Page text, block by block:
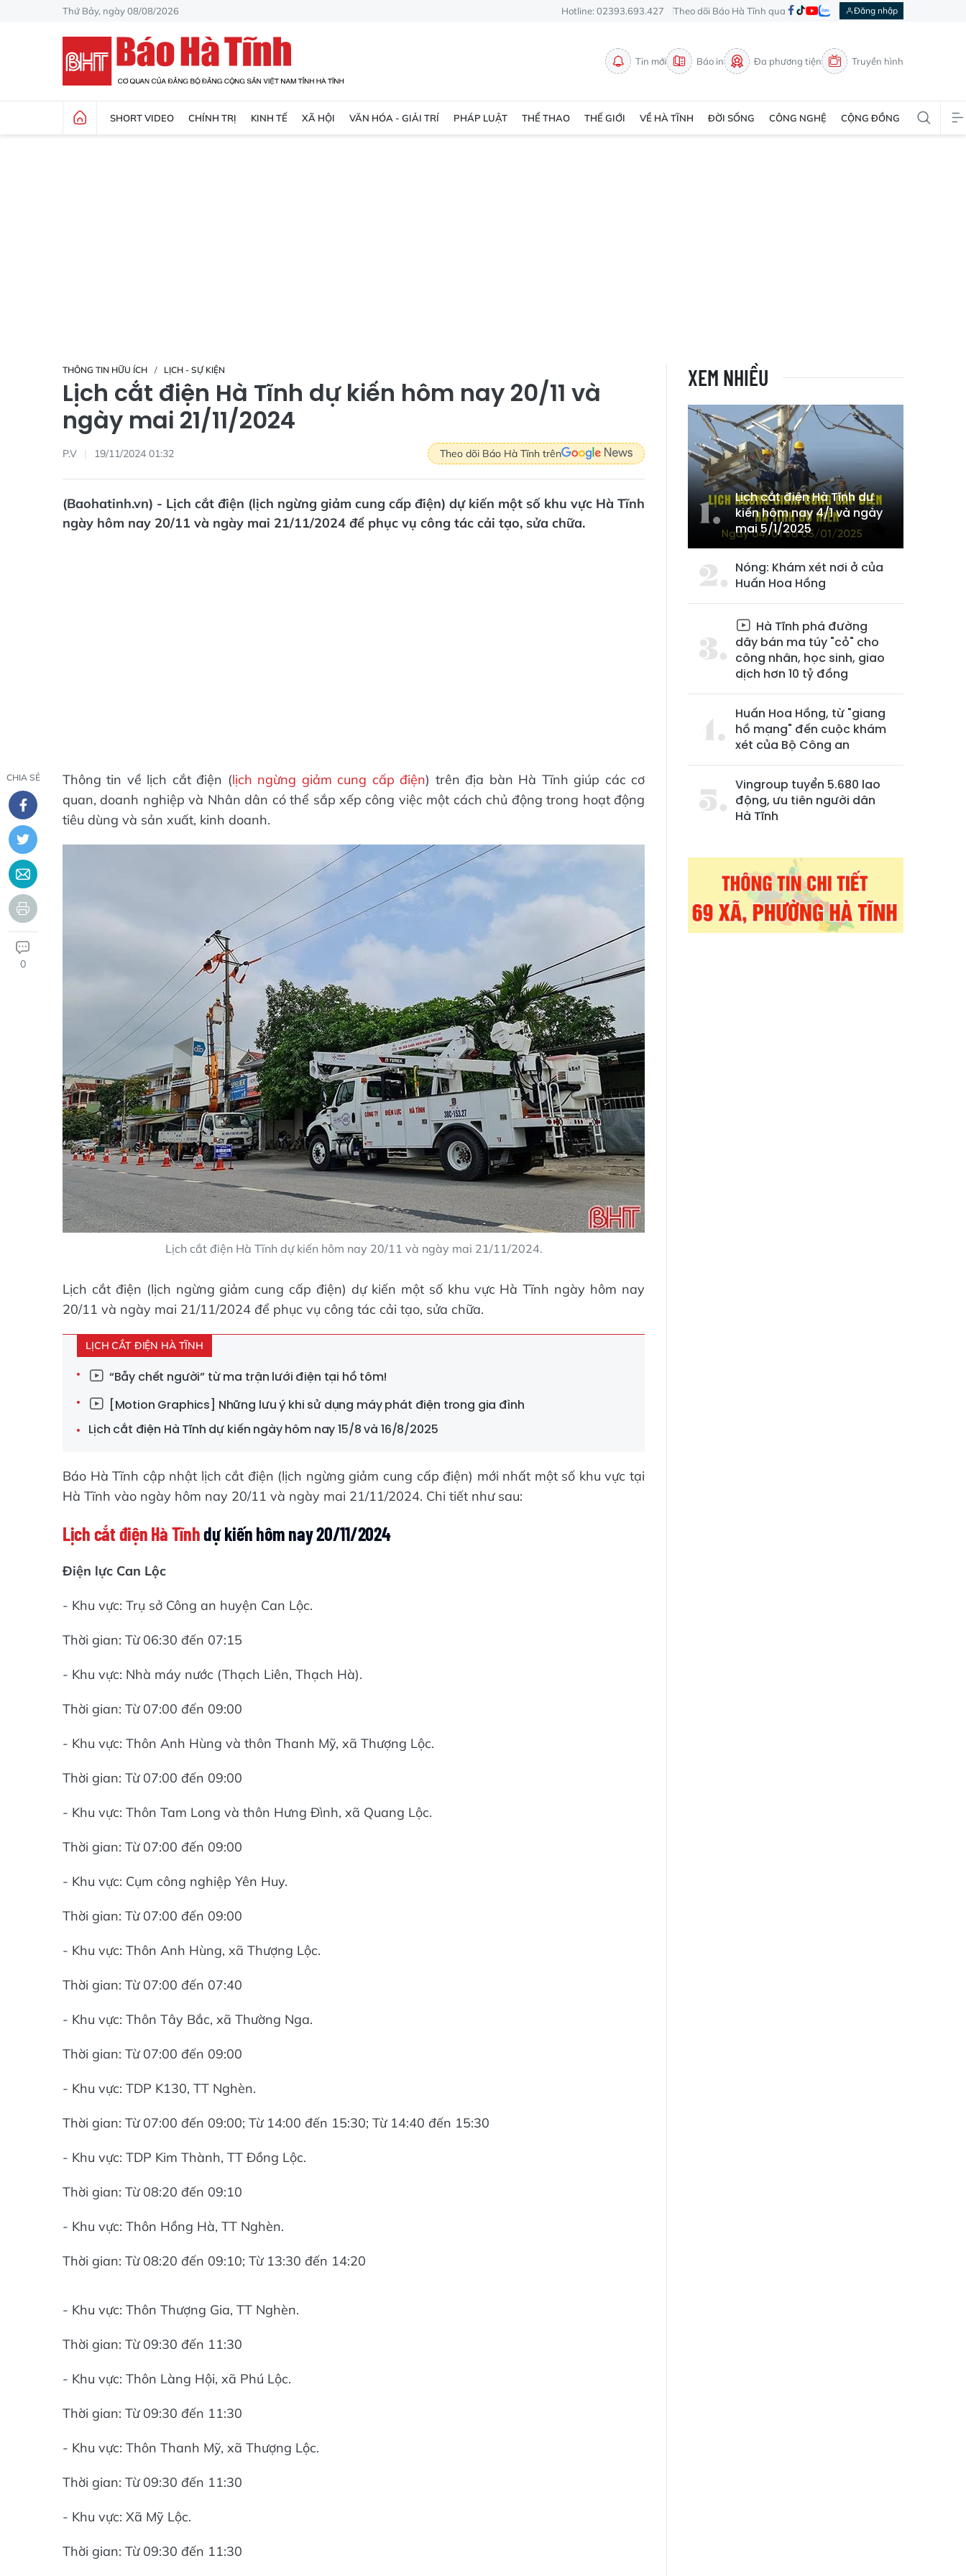
Thứ Bảy, ngày 08/08/2026 Hotline: 02393.693.427 Theo dõi Báo Hà Tĩnh qua Đăng nhập
Tin mới Báo in Đa phương tiện Truyền hình
SHORT VIDEO CHÍNH TRỊ KINH TẾ XÃ HỘI VĂN HÓA - GIẢI TRÍ PHÁP LUẬT THỂ THAO THẾ GIỚI VỀ HÀ TĨNH ĐỜI SỐNG CÔNG NGHỆ CỘNG ĐỒNG
THÔNG TIN HỮU ÍCH LỊCH - SỰ KIỆN
Lịch cắt điện Hà Tĩnh dự kiến hôm nay 20/11 và
ngày mai 21/11/2024
P.V 19/11/2024 01:32 Theo dõi Báo Hà Tĩnh trên
(Baohatinh.vn) - Lịch cắt điện (lịch ngừng giảm cung cấp điện) dự kiến một số khu vực Hà Tĩnh
ngày hôm nay 20/11 và ngày mai 21/11/2024 để phục vụ công tác cải tạo, sửa chữa.
CHIA SẺ
0
Thông tin về lịch cắt điện (lịch ngừng giảm cung cấp điện) trên địa bàn Hà Tĩnh giúp các cơ
quan, doanh nghiệp và Nhân dân có thể sắp xếp công việc một cách chủ động trong hoạt động
tiêu dùng và sản xuất, kinh doanh.
Lịch cắt điện Hà Tĩnh dự kiến hôm nay 20/11 và ngày mai 21/11/2024.
Lịch cắt điện (lịch ngừng giảm cung cấp điện) dự kiến một số khu vực Hà Tĩnh ngày hôm nay
20/11 và ngày mai 21/11/2024 để phục vụ công tác cải tạo, sửa chữa.
LỊCH CẮT ĐIỆN HÀ TĨNH
“Bẫy chết người” từ ma trận lưới điện tại hồ tôm!
[Motion Graphics] Những lưu ý khi sử dụng máy phát điện trong gia đình
Lịch cắt điện Hà Tĩnh dự kiến ngày hôm nay 15/8 và 16/8/2025
Báo Hà Tĩnh cập nhật lịch cắt điện (lịch ngừng giảm cung cấp điện) mới nhất một số khu vực tại
Hà Tĩnh vào ngày hôm nay 20/11 và ngày mai 21/11/2024. Chi tiết như sau:
Lịch cắt điện Hà Tĩnhdự kiến hôm nay 20/11/2024
Điện lực Can Lộc
- Khu vực: Trụ sở Công an huyện Can Lộc.
Thời gian: Từ 06:30 đến 07:15
- Khu vực: Nhà máy nước (Thạch Liên, Thạch Hà).
Thời gian: Từ 07:00 đến 09:00
- Khu vực: Thôn Anh Hùng và thôn Thanh Mỹ, xã Thượng Lộc.
Thời gian: Từ 07:00 đến 09:00
- Khu vực: Thôn Tam Long và thôn Hưng Đình, xã Quang Lộc.
Thời gian: Từ 07:00 đến 09:00
- Khu vực: Cụm công nghiệp Yên Huy.
Thời gian: Từ 07:00 đến 09:00
- Khu vực: Thôn Anh Hùng, xã Thượng Lộc.
Thời gian: Từ 07:00 đến 07:40
- Khu vực: Thôn Tây Bắc, xã Thường Nga.
Thời gian: Từ 07:00 đến 09:00
- Khu vực: TDP K130, TT Nghèn.
Thời gian: Từ 07:00 đến 09:00; Từ 14:00 đến 15:30; Từ 14:40 đến 15:30
- Khu vực: TDP Kim Thành, TT Đồng Lộc.
Thời gian: Từ 08:20 đến 09:10
- Khu vực: Thôn Hồng Hà, TT Nghèn.
Thời gian: Từ 08:20 đến 09:10; Từ 13:30 đến 14:20
- Khu vực: Thôn Thượng Gia, TT Nghèn.
Thời gian: Từ 09:30 đến 11:30
- Khu vực: Thôn Làng Hội, xã Phú Lộc.
Thời gian: Từ 09:30 đến 11:30
- Khu vực: Thôn Thanh Mỹ, xã Thượng Lộc.
Thời gian: Từ 09:30 đến 11:30
- Khu vực: Xã Mỹ Lộc.
Thời gian: Từ 09:30 đến 11:30
XEM NHIỀU
Lịch cắt điện Hà Tĩnh dự
kiến hôm nay 4/1 và ngày
mai 5/1/2025
Nóng: Khám xét nơi ở của
Huấn Hoa Hồng
Hà Tĩnh phá đường
dây bán ma túy "cỏ" cho
công nhân, học sinh, giao
dịch hơn 10 tỷ đồng
Huấn Hoa Hồng, từ "giang
hồ mạng" đến cuộc khám
xét của Bộ Công an
Vingroup tuyển 5.680 lao
động, ưu tiên người dân
Hà Tĩnh